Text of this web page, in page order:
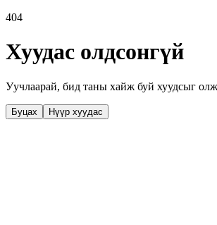
404
Хуудас олдсонгүй
Уучлаарай, бид таны хайж буй хуудсыг
Буцах Нүүр хуудас